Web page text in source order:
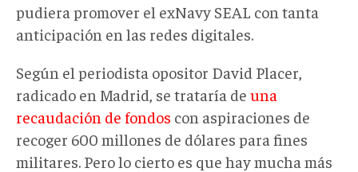
pudiera promover el exNavy SEAL con tanta
anticipación en las redes digitales.
Según el periodista opositor David Placer,
radicado en Madrid, se trataría de una
recaudación de fondos con aspiraciones de
recoger 600 millones de dólares para fines
militares. Pero lo cierto es que hay mucha más